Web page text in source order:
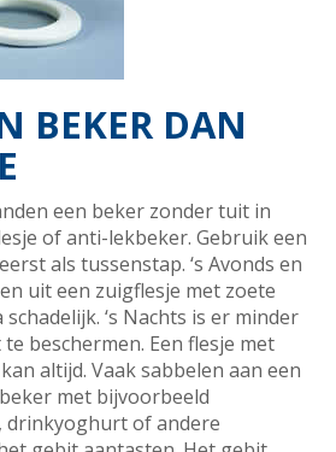
BEKER DAN
een beker zonder tuit in
of anti-lekbeker. Gebruik een
als tussenstap. ‘s Avonds en
uit een zuigflesje met zoete
‘s Nachts is er minder
beschermen. Een flesje met
altijd. Vaak sabbelen aan een
met bijvoorbeeld
drinkyoghurt of andere